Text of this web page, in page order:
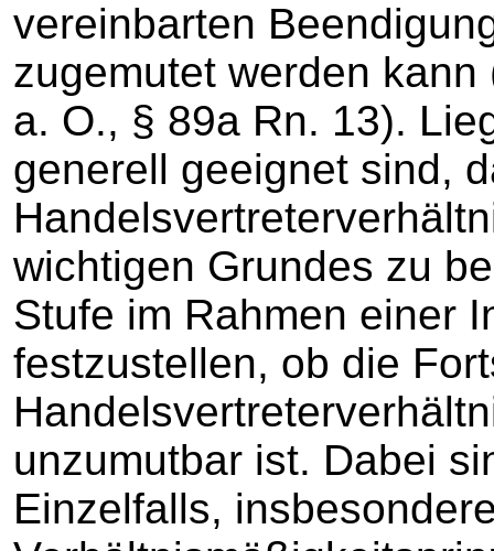
vereinbarten
zugemutet werden
a. O., § 89a Rn. 13).
generell geeignet sind,
wichtigen Grundes zu
Stufe im Rahmen einer
festzustellen, ob die
unzumutbar ist. Dabei
Einzelfalls,